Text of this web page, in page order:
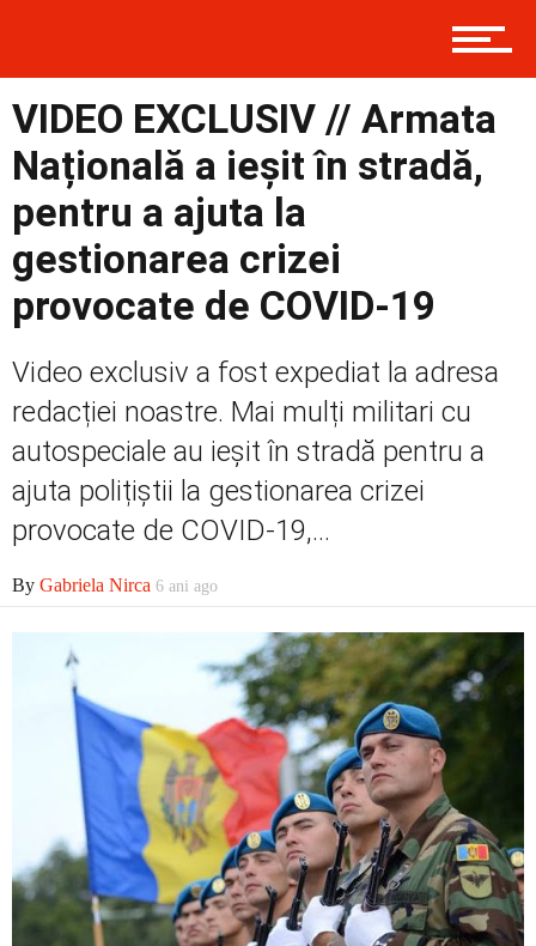
Prima
Politică
Social
Contact
VIDEO EXCLUSIV // Armata
Națională a ieșit în stradă,
pentru a ajuta la
gestionarea crizei
provocate de COVID-19
Video exclusiv a fost expediat la adresa
redacției noastre. Mai mulți militari cu
autospeciale au ieșit în stradă pentru a
ajuta polițiștii la gestionarea crizei
provocate de COVID-19,...
By Gabriela Nirca 6 ani ago